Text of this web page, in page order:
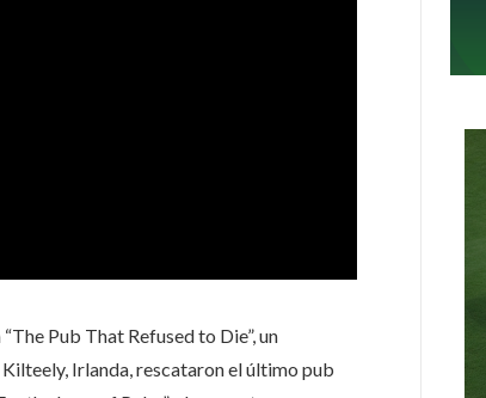
Pub That Refused to Die”, un
Irlanda, rescataron el último pub